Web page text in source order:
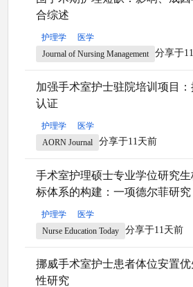
合综述
护理学
医学
Journal of Nursing Management
分享于
加强手术室护士驻院培训项目
认证
护理学
医学
AORN Journal
分享于11天前
手术室护理硕士专业学位研究
标体系的构建：一项德尔菲研究
护理学
医学
Nurse Education Today
分享于11天前
挪威手术室护士患者体位安置
性研究